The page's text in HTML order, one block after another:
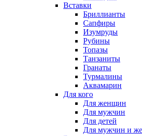
Вставки
Бриллианты
Сапфиры
Изумруды
Рубины
Топазы
Танзаниты
Гранаты
Турмалины
Аквамарин
Для кого
Для женщин
Для мужчин
Для детей
Для мужчин и